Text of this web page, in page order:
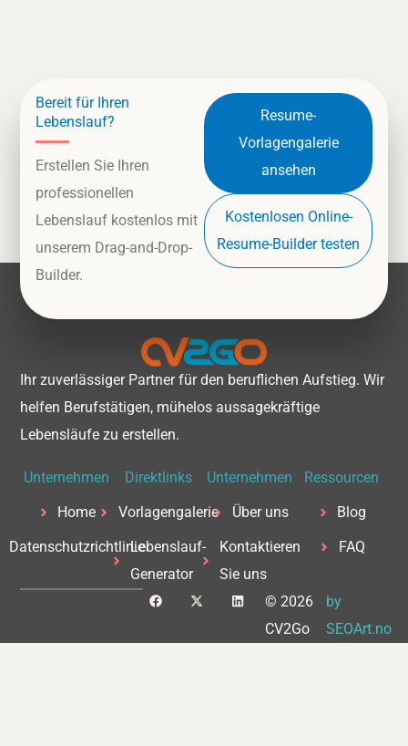
Bereit für Ihren
Lebenslauf?
Erstellen Sie Ihren
professionellen
Lebenslauf kostenlos mit
unserem Drag-and-Drop-
Builder.
Resume-
Vorlagengalerie
ansehen
Kostenlosen Online-
Resume-Builder testen
Ihr zuverlässiger Partner für den beruflichen Aufstieg. Wir
helfen Berufstätigen, mühelos aussagekräftige
Lebensläufe zu erstellen.
Unternehmen
Home
Datenschutzrichtlinie
Direktlinks
Vorlagengalerie
Lebenslauf-
Generator
Unternehmen
Über uns
Kontaktieren
Sie uns
Ressourcen
Blog
FAQ
© 2026
CV2Go
by
SEOArt.no
F
a
b
X
-
i
L
i
e